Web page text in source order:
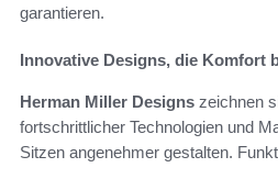
garantieren.
Innovative Designs, die Komfort
Herman Miller Designs zeichnen
fortschrittlicher Technologien und
Sitzen angenehmer gestalten.